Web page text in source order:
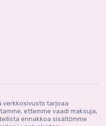
verkkosivusto tarjoaa
ettemme vaadi maksuja,
ennakkoa sisältömme